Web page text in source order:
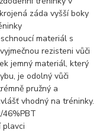
záda vyšší boky
materiál s
rezisteni vůči
jemný materiál, který
je odolný vůči
pružný a
vhodný na tréninky.
46%PBT
plavci